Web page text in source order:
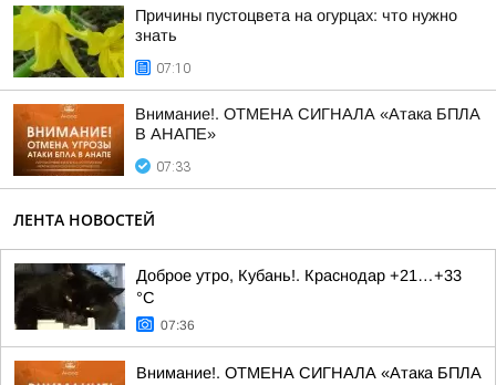
Причины пустоцвета на огурцах: что нужно
знать
07:10
Внимание!. ОТМЕНА СИГНАЛА «Атака БПЛА
В АНАПЕ»
07:33
ЛЕНТА НОВОСТЕЙ
Доброе утро, Кубань!. Краснодар +21…+33
°С
07:36
Внимание!. ОТМЕНА СИГНАЛА «Атака БПЛА